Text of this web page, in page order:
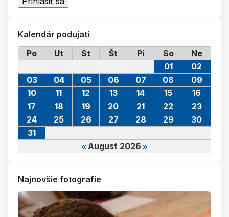
Kalendár podujatí
Po
Ut St Št Pi So Ne
August 2026
01
02
03
04 05 06 07 08
09
10
11 12 13 14 15
16
17
18 19 20 21 22
23
24
25 26 27 28 29
30
31
Najnovšie fotografie